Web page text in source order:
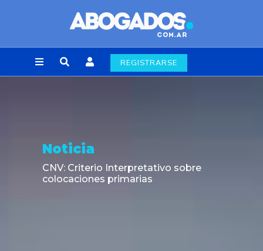
REGISTRARSE
Noticia
CNV: Criterio Interpretativo sobre
colocaciones primarias